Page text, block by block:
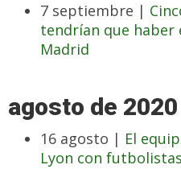
7 septiembre |
tendrían que haber
Madrid
agosto de 2020
16 agosto | El
Lyon con